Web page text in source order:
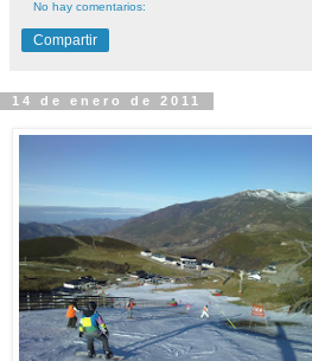
No hay comentarios:
Compartir
14 de enero de 2011